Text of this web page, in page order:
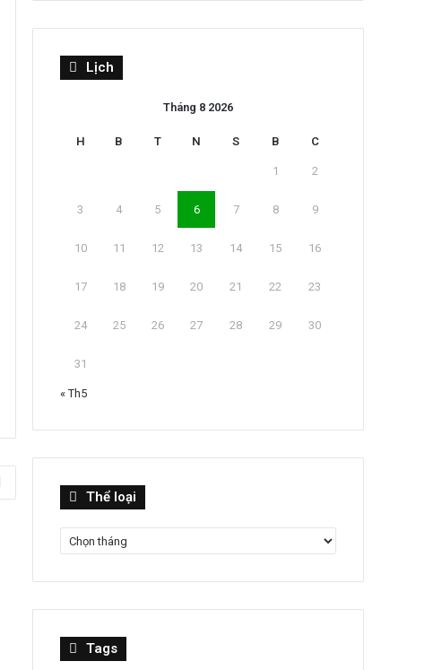
Lịch
Tháng 8 2026
H B T N S B C
1 2
3 4 5 6 7 8 9
10 11 12 13 14 15 16
17 18 19 20 21 22 23
24 25 26 27 28 29 30
31
« Th5
Thể loại
loại
Tags